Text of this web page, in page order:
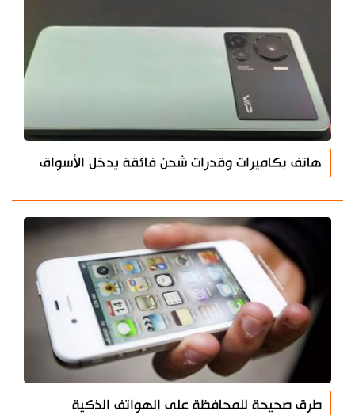
هاتف بكاميرات وقدرات شحن فائقة يدخل الأسواق
طرق صحيحة للمحافظة على الهواتف الذكية